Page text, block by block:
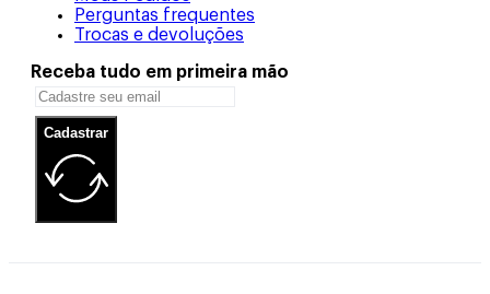
Perguntas frequentes
Trocas e devoluções
Receba tudo em primeira mão
Cadastrar